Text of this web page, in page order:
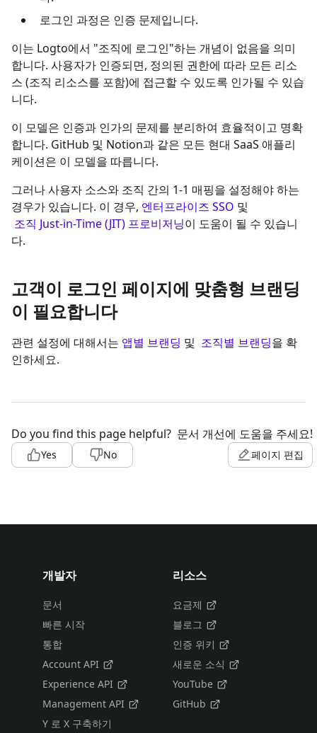
로그인 과정은 인증 문제입니다.
이는 Logto에서 "조직에 로그인"하는 개념이 없음을 의미
합니다. 사용자가 인증되면, 정의된 권한에 따라 모든 리소
스 (조직 리소스를 포함)에 접근할 수 있도록 인가될 수 있습
니다.
이 모델은 인증과 인가의 문제를 분리하여 효율적이고 명확
합니다. GitHub 및 Notion과 같은 모든 현대 SaaS 애플리
케이션은 이 모델을 따릅니다.
그러나 사용자 소스와 조직 간의 1-1 매핑을 설정해야 하는
경우가 있습니다. 이 경우, 엔터프라이즈 SSO 및
조직 Just-in-Time (JIT) 프로비저닝이 도움이 될 수 있습니
다.
고객이 로그인 페이지에 맞춤형 브랜딩
이 필요합니다
관련 설정에 대해서는 앱별 브랜딩 및 조직별 브랜딩을 확
인하세요.
Do you find this page helpful?
Yes No
문서 개선에 도움을 주세요!
페이지 편집
개발자
문서
빠른 시작
통합
Account API
Experience API
Management API
Y 로 X 구축하기
리소스
요금제
블로그
인증 위키
새로운 소식
YouTube
GitHub